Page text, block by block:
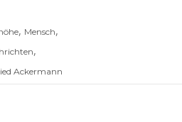
, Mensch,
,
Ackermann